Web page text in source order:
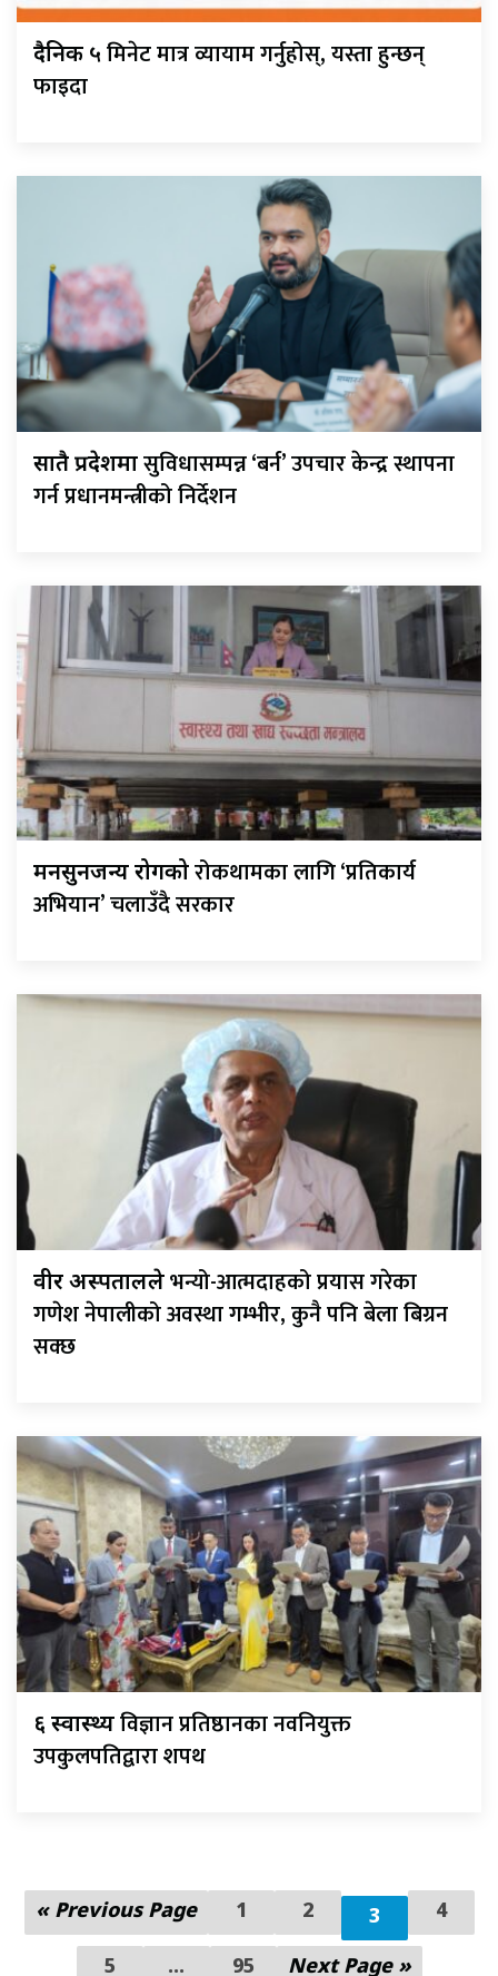
दैनिक ५ मिनेट मात्र व्यायाम गर्नुहोस्, यस्ता हुन्छन्
फाइदा
सातै प्रदेशमासुविधासम्पन्न ‘बर्न’ उपचार केन्द्र स्थापना
गर्न प्रधानमन्त्रीको निर्देशन
मनसुनजन्य रोगकोरोकथामका लागि ‘प्रतिकार्य
अभियान’ चलाउँदै सरकार
वीर अस्पताललेभन्यो-आत्मदाहको प्रयास गरेका
गणेश नेपालीको अवस्था गम्भीर, कुनै पनि बेला बिग्रन
सक्छ
६ स्वास्थ्यविज्ञान प्रतिष्ठानका नवनियुक्त
उपकुलपतिद्वारा शपथ
« Previous Page 1 2 3 4
5 ... 95 Next Page »